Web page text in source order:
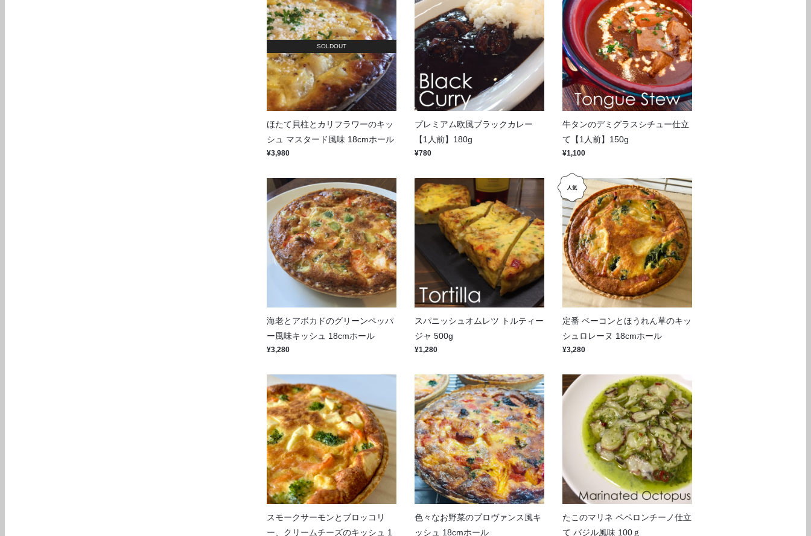
SOLDOUT
ほたて貝柱とカリフラワーのキッ
シュ マスタード風味 18cmホール
¥3,980
プレミアム欧風ブラックカレー
【1人前】180g
¥780
牛タンのデミグラスシチュー仕立
て【1人前】150g
¥1,100
海老とアボカドのグリーンペッパ
ー風味キッシュ 18cmホール
¥3,280
スパニッシュオムレツ トルティー
ジャ 500g
¥1,280
定番 ベーコンとほうれん草のキッ
シュロレーヌ 18cmホール
¥3,280
スモークサーモンとブロッコリ
ー、クリームチーズのキッシュ 1
色々なお野菜のプロヴァンス風キ
ッシュ 18cmホール
たこのマリネ ペペロンチーノ仕立
て バジル風味 100ｇ